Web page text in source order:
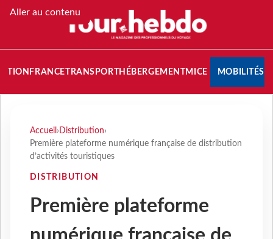
Aller au contenu
FRANCETRANSPORT HÉBERGEMENTMICE MOBILITÉS
Accueil › Distribution›
Première plateforme numérique française de distribution
d’activités touristiques
DISTRIBUTION
Première plateforme